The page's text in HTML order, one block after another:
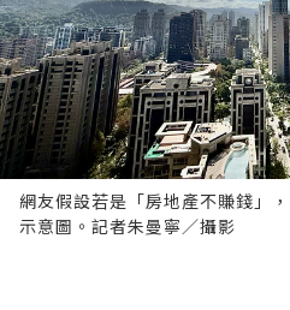
網友假設若是「房地產不賺錢」
示意圖。記者朱曼寧／攝影